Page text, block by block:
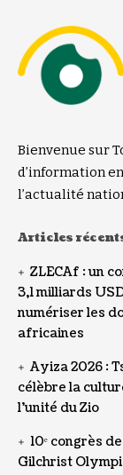
Bienvenue sur
d’information
l’actualité
Articles
ZLECAf : un
3,1 milliards
numériser les
africaines
Ayiza 2026 :
célèbre la
l’unité du Zio
10ᵉ congrès de
Gilchrist